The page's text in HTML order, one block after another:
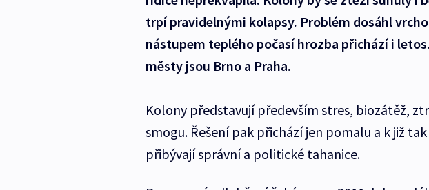
trpí pravidelnými kolapsy. Problém dosáhl
nástupem teplého počasí hrozba přichází i
městy jsou Brno a Praha.
Kolony představují především stres, biozátěž,
smogu. Řešení pak přichází jen pomalu a k již
přibývají správní a politické tahanice.